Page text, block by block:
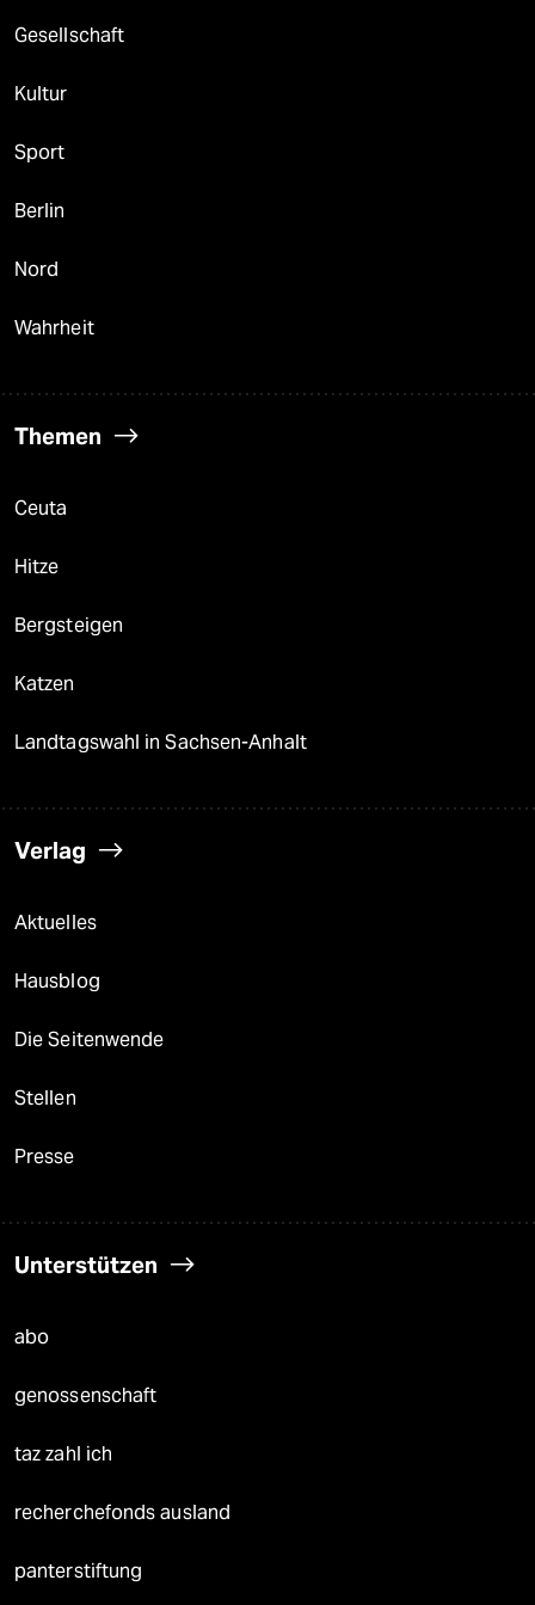
wahrheit
verlag
verlag
veranstaltungen
unterstützen
abo
genossenschaft
Gesellschaft
Kultur
Sport
Berlin
Nord
Wahrheit
Themen
Ceuta
Hitze
Bergsteigen
Katzen
Landtagswahl in Sachsen-Anhalt
Verlag
Aktuelles
Hausblog
Die Seitenwende
Stellen
Presse
Unterstützen
abo
genossenschaft
taz zahl ich
recherchefonds ausland
panterstiftung